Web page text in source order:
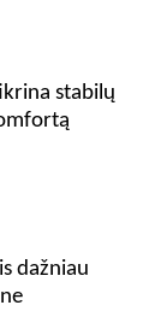
stabilų
dažniau